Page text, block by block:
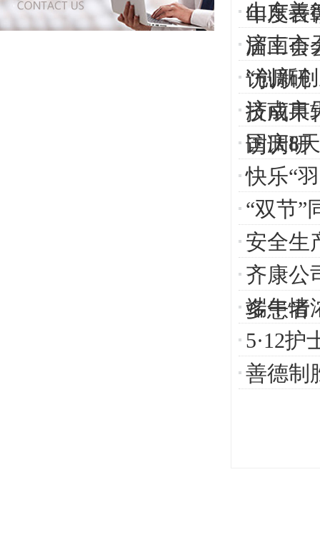
年度表
山东善
届工会
济南市
访调研
“创新
技成果
济南市
访调研
国庆8
快乐“
“双节”
安全生
齐康公
多患者
端午情
5·12护
善德制